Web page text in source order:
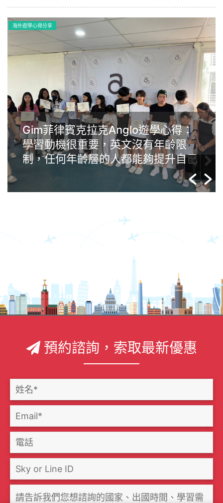
海外遊學心得分享
Wendy的菲律賓宿霧IMS遊學心得：
追尋語言與人生轉捩點之旅
預約諮詢，索取最新優惠